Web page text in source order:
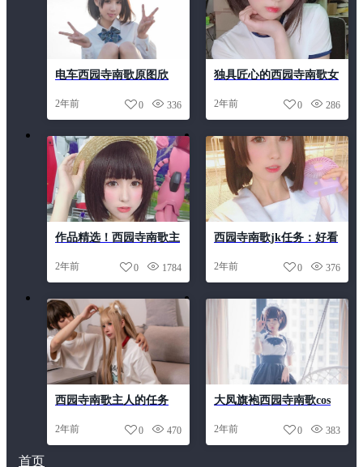
电车西园寺南歌原图欣
2年前 336
0
独具匠心的西园寺南歌女
2年前 286
0
作品精选！西园寺南歌主
2年前 1784
0
西园寺南歌jk任务：好看
2年前 376
0
西园寺南歌主人的任务
藏
2年前 470
0
大凤旗袍西园寺南歌cos
2年前 383
0
首页